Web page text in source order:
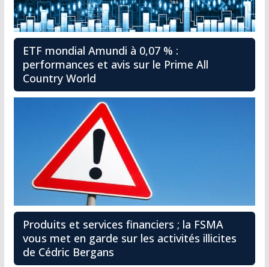
ETF mondial Amundi à 0,07 % :
performances et avis sur le Prime All
Country World
Produits et services financiers ; la FSMA
vous met en garde sur les activités illicites
de Cédric Bergans